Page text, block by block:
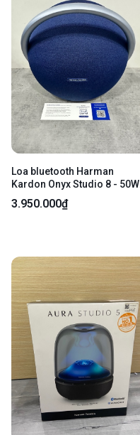
Loa bluetooth Harman
Kardon Onyx Studio 8 - 50W
RMS - Màu xanh dương -
Ngoại hình 98% - Fullbox
3.950.000₫